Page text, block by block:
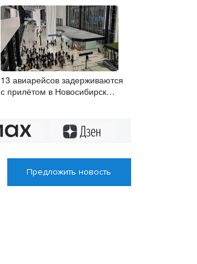
13 авиарейсов задерживаются
с прилётом в Новосибирск
Предложить новость